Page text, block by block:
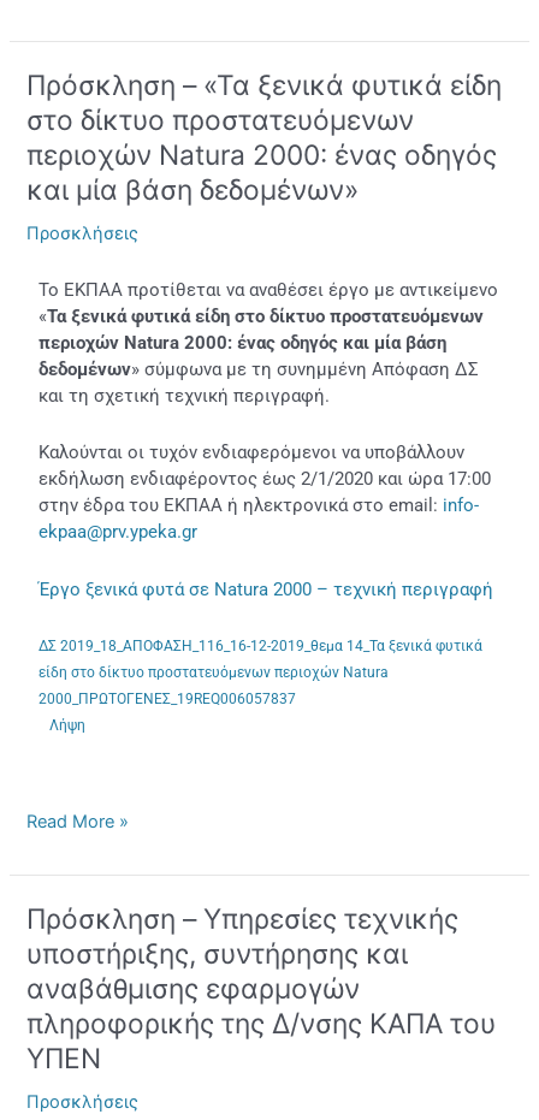
Πρόσκληση – «Τα ξενικά φυτικά είδη
στο δίκτυο προστατευόμενων
περιοχών Natura 2000: ένας οδηγός
και μία βάση δεδομένων»
Προσκλήσεις
Το ΕΚΠΑΑ προτίθεται να αναθέσει έργο με αντικείμενο
«Τα ξενικά φυτικά είδη στο δίκτυο προστατευόμενων
περιοχών Natura 2000: ένας οδηγός και μία βάση
δεδομένων» σύμφωνα με τη συνημμένη Απόφαση ΔΣ
και τη σχετική τεχνική περιγραφή.
Καλούνται οι τυχόν ενδιαφερόμενοι να υποβάλλουν
εκδήλωση ενδιαφέροντος έως 2/1/2020 και ώρα 17:00
στην έδρα του ΕΚΠΑΑ ή ηλεκτρονικά στο email: info-
ekpaa@prv.ypeka.gr
Έργο ξενικά φυτά σε Natura 2000 – τεχνική περιγραφή
ΔΣ 2019_18_ΑΠΟΦΑΣΗ_116_16-12-2019_θεμα 14_Τα ξενικά φυτικά
είδη στο δίκτυο προστατευόμενων περιοχών Natura
2000_ΠΡΩΤΟΓΕΝΕΣ_19REQ006057837
Λήψη
Πρόσκληση
«Τα
ξενικά
φυτικά
στο
προστατευόμενων
περιοχών
Natura
2000:
ένας
και
μία
βάση
δεδομένων»
Read More »
Πρόσκληση – Yπηρεσίες τεχνικής
υποστήριξης, συντήρησης και
αναβάθμισης εφαρμογών
πληροφορικής της Δ/νσης ΚΑΠΑ του
ΥΠΕΝ
Προσκλήσεις
Πρόσκληση
Yπηρεσίες
τεχνικής
υποστήριξης,
συντήρησης
και
αναβάθμισης